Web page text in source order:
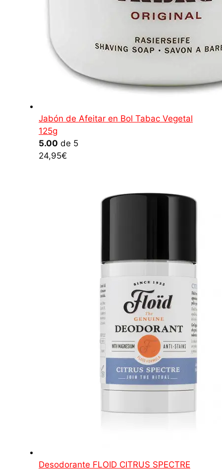
Jabón de Afeitar en Bol Tabac Vegetal
125g
5.00 de 5
24,95€
Desodorante FLOID CITRUS SPECTRE